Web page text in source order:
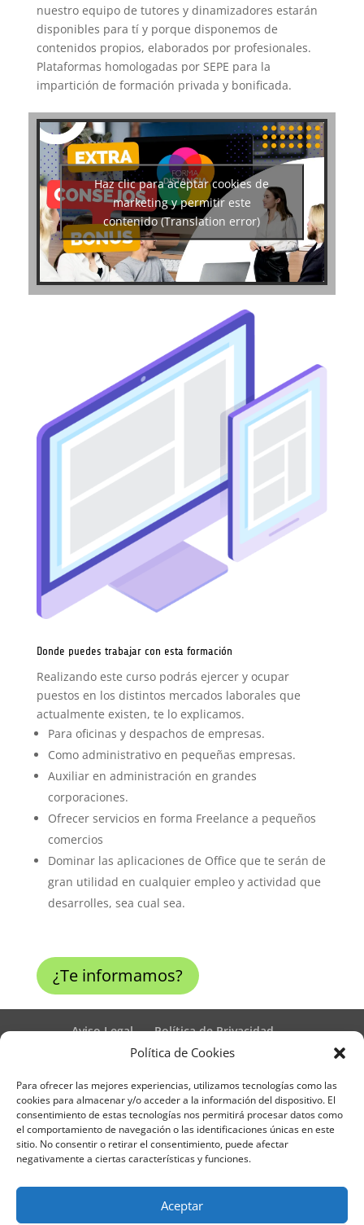
Política de Cookies
Para ofrecer las mejores experiencias, utilizamos tecnologías como las
cookies para almacenar y/o acceder a la información del dispositivo. El
consentimiento de estas tecnologías nos permitirá procesar datos como
el comportamiento de navegación o las identificaciones únicas en este
sitio. No consentir o retirar el consentimiento, puede afectar
negativamente a ciertas características y funciones.
Aceptar
nuestro equipo de tutores y dinamizadores estarán
disponibles para tí y porque disponemos de
contenidos propios, elaborados por profesionales.
Plataformas homologadas por SEPE para la
impartición de formación privada y bonificada.
Haz clic para aceptar cookies de
marketing y permitir este
contenido (Translation error)
Donde puedes trabajar con esta formación
Realizando este curso podrás ejercer y ocupar
puestos en los distintos mercados laborales que
actualmente existen, te lo explicamos.
Para oficinas y despachos de empresas.
Como administrativo en pequeñas empresas.
Auxiliar en administración en grandes
corporaciones.
Ofrecer servicios en forma Freelance a pequeños
comercios
Dominar las aplicaciones de Office que te serán de
gran utilidad en cualquier empleo y actividad que
desarrolles, sea cual sea.
¿Te informamos?
Aviso Legal
Política de Privacidad
Términos y condiciones – Contrato de matrícula
Formulario de Datos necesarios para alta
Métodos de pago SEQURA
Métodos de pago
Formulario de Acción Formativa
Formulario de responsabilidad de APPCC
Plantilla formación bonificada
Formulario uso de imagen
Centros colaboradores